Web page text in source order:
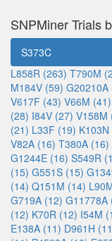
SNPMiner Trials
S373C
L858R (263) T790M
M184V (59) G20210A
V617F (43) V66M (41)
(28) I84V (27) V158M
(21) L33F (19)
V82A (16) T380A (16)
G1244E (16) S549R
(15) G551S (15)
(14) Q151M (14)
G719A (12) G11778A
(12) K70R (12) I54M
E138A (11) D961H